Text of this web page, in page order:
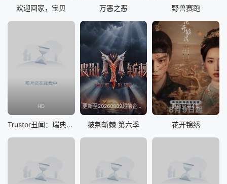
欢迎回家，宝贝 万恶之恶 野兽赛跑
HD
Trustor丑闻：瑞典金融案内幕
更新至20260809超前企划第2期
披荆斩棘 第六季
更新至第4集
花开锦绣